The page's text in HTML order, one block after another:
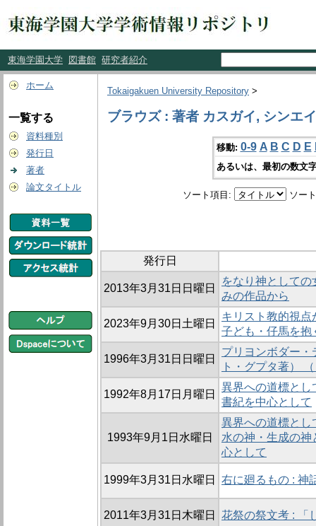
東海学園大学 図書館 研究者紹介
ホーム
一覧する
資料種別
発行日
著者
論文タイトル
Tokaigakuen University Repository >
ブラウズ : 著者 カスガイ, シンエイ
移動: 0-9 A B C D E
あるいは、最初の数文
ソート項目: ソー
発行日
2013年3月31日日曜日
をなり神として
みの作品から
2023年9月30日土曜日
キリスト教的視点
子ども・仔馬を抱
1996年3月31日日曜日
プリヨンボダー
ト・グプタ著）
1992年8月17日月曜日
異界への道標とし
書紀を中心として
1993年9月1日水曜日
異界への道標とし
水の神・生成の神
心として
1999年3月31日水曜日 右に廻るもの : 神
2011年3月31日木曜日 花祭の祭文考 : 「